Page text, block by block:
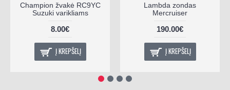
Champion žvakė RC9YC
Suzuki varikliams
8.00€
Į KREPŠELĮ
Lambda zondas
Mercruiser
190.00€
Į KREPŠELĮ